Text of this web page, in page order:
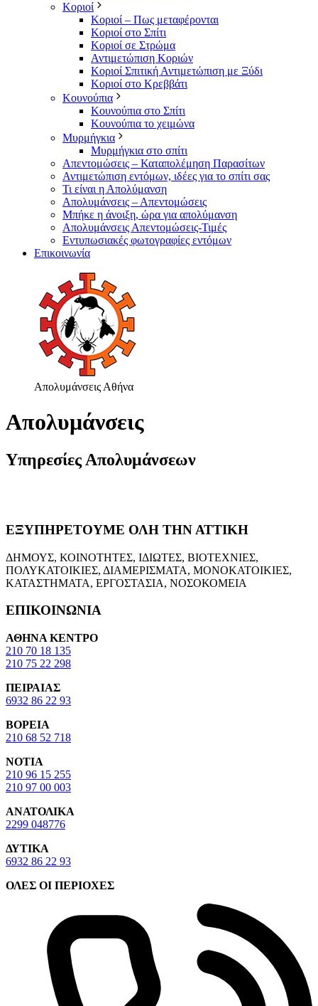
Κοριοί
Κοριοί – Πως μεταφέρονται
Κοριοί στο Σπίτι
Κοριοί σε Στρώμα
Αντιμετώπιση Κοριών
Κοριοί Σπιτική Αντιμετώπιση με Ξύδι
Κοριοί στο Κρεββάτι
Κουνούπια
Κουνούπια στο Σπίτι
Κουνούπια το χειμώνα
Μυρμήγκια
Μυρμήγκια στο σπίτι
Απεντομώσεις – Καταπολέμηση Παρασίτων
Αντιμετώπιση εντόμων, ιδέες για το σπίτι σας
Τι είναι η Απολύμανση
Απολυμάνσεις – Απεντομώσεις
Μπήκε η άνοιξη, ώρα για απολύμανση
Απολυμάνσεις Απεντομώσεις-Τιμές
Εντυπωσιακές φωτογραφίες εντόμων
Επικοινωνία
Απολυμάνσεις Αθήνα
Απολυμάνσεις
Υπηρεσίες Απολυμάνσεων
ΕΞΥΠΗΡΕΤΟΥΜΕ ΟΛΗ ΤΗΝ ΑΤΤΙΚΗ
ΔΗΜΟΥΣ, ΚΟΙΝΟΤΗΤΕΣ, ΙΔΙΩΤΕΣ, ΒΙΟΤΕΧΝΙΕΣ,
ΠΟΛΥΚΑΤΟΙΚΙΕΣ, ΔΙΑΜΕΡΙΣΜΑΤΑ, ΜΟΝΟΚΑΤΟΙΚΙΕΣ,
ΚΑΤΑΣΤΗΜΑΤΑ, ΕΡΓΟΣΤΑΣΙΑ, ΝΟΣΟΚΟΜΕΙΑ
ΕΠΙΚΟΙΝΩΝΙΑ
ΑΘΗΝΑ ΚΕΝΤΡΟ
210 70 18 135
210 75 22 298
ΠΕΙΡΑΙΑΣ
6932 86 22 93
ΒΟΡΕΙΑ
210 68 52 718
ΝΟΤΙΑ
210 96 15 255
210 97 00 003
ΑΝΑΤΟΛΙΚΑ
2299 048776
ΔΥΤΙΚΑ
6932 86 22 93
ΟΛΕΣ ΟΙ ΠΕΡΙΟΧΕΣ